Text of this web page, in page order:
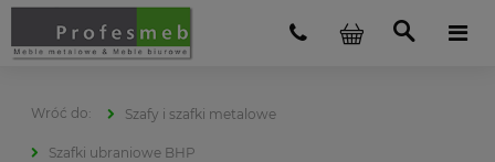
Szafy i szafki metalowe
Szafki ubraniowe BHP